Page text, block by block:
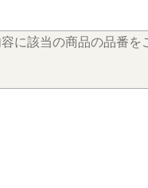
に該当の商品の品番を